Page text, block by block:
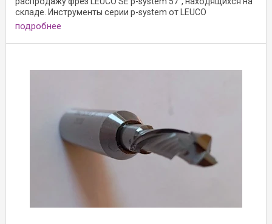
складе. Инструменты серии p-system от LEUCO
подробнее